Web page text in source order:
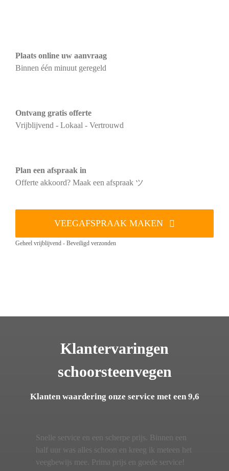
Plaats online uw aanvraag
Binnen één minuut geregeld
Ontvang gratis offerte
Vrijblijvend - Lokaal - Vertrouwd
Plan een afspraak in
Offerte akkoord? Maak een afspraak ツ
VEEGAFSPRAAK MAKEN
Geheel vrijblijvend - Beveiligd verzonden
Klantervaringen
schoorsteenvegen
Klanten waardering onze service met een 9,6
Snelle service en een scherpe prijs. Binnen een
half uur was alles schoon en kreeg ik meteen het
veegbewijs mee. Prima prijs en goede service!